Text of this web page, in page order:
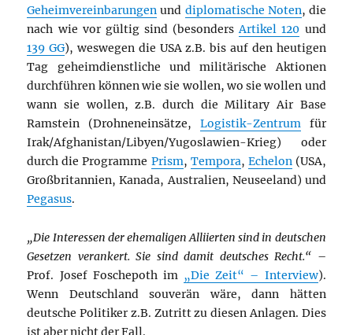
Geheimvereinbarungen und diplomatische Noten, die
nach wie vor gültig sind (besondersArtikel 120 und
139 GG), weswegen die USA z.B. bis auf den heutigen
Tag geheimdienstliche und militärische Aktionen
durchführen können wie sie wollen, wo sie wollen und
wann sie wollen, z.B. durch die Military Air Base
Ramstein (Drohneneinsätze, Logistik-Zentrumfür
Irak/Afghanistan/Libyen/Yugoslawien-Krieg) oder
durch die Programme Prism, Tempora, Echelon(USA,
Großbritannien, Kanada, Australien, Neuseeland) und
Pegasus.
„Die Interessen der ehemaligen Alliierten sind in deutschen
Gesetzen verankert. Sie sind damit deutsches Recht.“ –
Prof. Josef Foschepoth im „Die Zeit“ – Interview).
Wenn Deutschland souverän wäre, dann hätten
deutsche Politiker z.B. Zutritt zu diesen Anlagen. Dies
ist aber nicht der Fall.